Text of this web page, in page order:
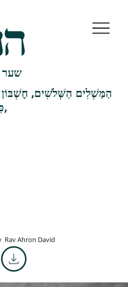
שער
הַמַּשְׁלִים הַשְּׁלֹשִׁים,
כֵּן קַבֵּל עַל עַצְמְךָ, אָחִי,
Rav Ahron David